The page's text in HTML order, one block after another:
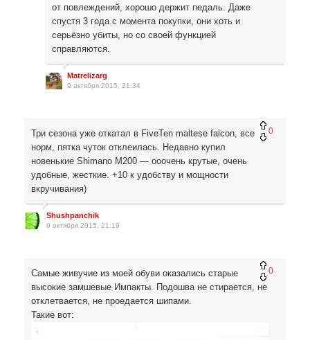
от повлеждений, хорошо держит педаль. Даже
спустя 3 года с момента покупки, они хоть и
серьёзно убиты, но со своей функцией
справляются.
Matrelizarg
9 октября 2015, 21:34
0
Три сезона уже откатал в FiveTen maltese falcon, все
норм, пятка чуток отклеилась. Недавно купил
новенькие Shimano M200 — ооочень крутые, очень
удобные, жесткие. +10 к удобству и мощности
вкручивания)
Shushpanchik
9 октября 2015, 21:19
0
Самые живучие из моей обуви оказались старые
высокие замшевые Импакты. Подошва не стирается, не
отклетвается, не проедается шипами.
Такие вот: